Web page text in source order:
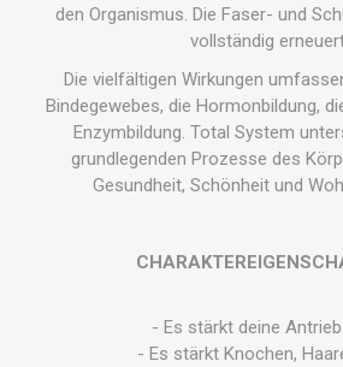
den Organismus. Die Faser- und
vollständig
Die vielfältigen Wirkungen
Bindegewebes, die Hormonbildung,
Enzymbildung. Total System
grundlegenden Prozesse des
Gesundheit, Schönheit und
- Es stärkt deine
- Es stärkt Knochen,